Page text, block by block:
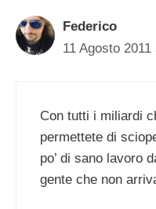
Federico
11 Agosto
Con tutti i miliardi
permettete di
po’ di sano lavoro
gente che non